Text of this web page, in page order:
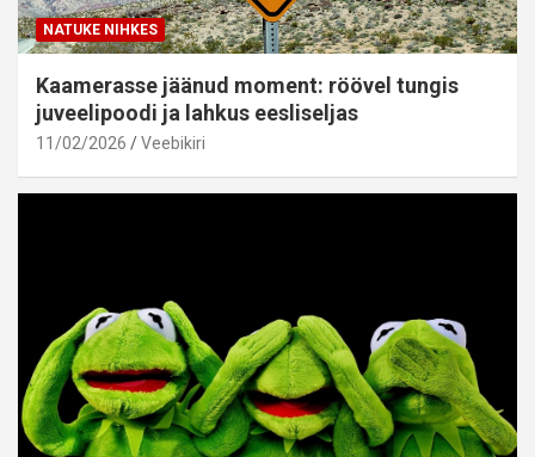
NATUKE NIHKES
Kaamerasse jäänud moment: röövel tungis
juveelipoodi ja lahkus eesliseljas
11/02/2026 Veebikiri